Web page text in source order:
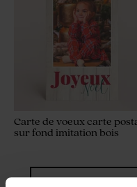
Carte de voeux carte
sur fond imitation bois